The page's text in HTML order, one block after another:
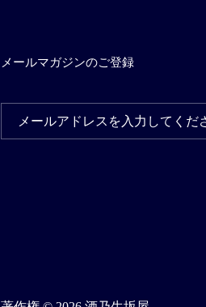
メールマガジンのご登録